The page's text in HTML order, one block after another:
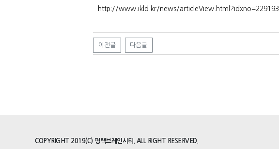
http://www.ikld.kr/news/articleView.html?idxno=229193
이전글 다음글
COPYRIGHT 2019(C) 평택브레인시티. ALL RIGHT RESERVED.